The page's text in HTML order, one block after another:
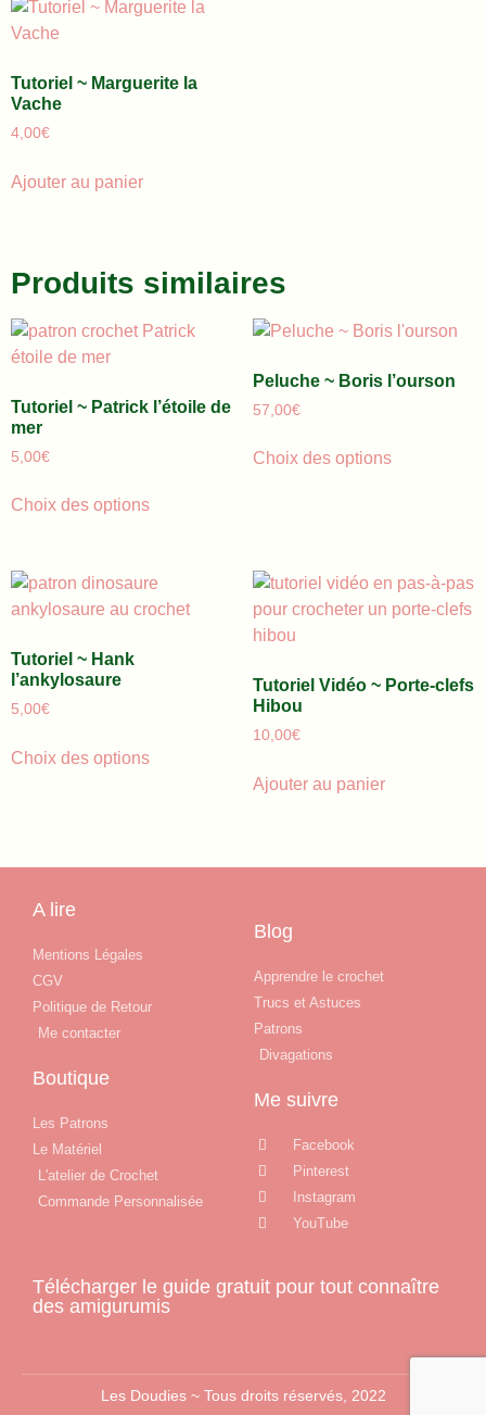
Tutoriel ~ Marguerite la
Vache
4,00€
Ajouter au panier
Produits similaires
Tutoriel ~ Patrick l’étoile de
mer
5,00€
Choix des options
Peluche ~ Boris l’ourson
57,00€
Choix des options
Tutoriel ~ Hank
l’ankylosaure
5,00€
Choix des options
Tutoriel Vidéo ~ Porte-clefs
Hibou
10,00€
Ajouter au panier
A lire
Mentions Légales
CGV
Politique de Retour
Me contacter
Boutique
Les Patrons
Le Matériel
L'atelier de Crochet
Commande Personnalisée
Blog
Apprendre le crochet
Trucs et Astuces
Patrons
Divagations
Me suivre
Facebook
Pinterest
Instagram
YouTube
Télécharger le guide gratuit pour tout connaître
des amigurumis
Les Doudies ~ Tous droits réservés, 2022